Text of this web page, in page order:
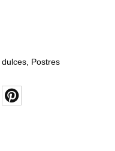
dulces, Postres